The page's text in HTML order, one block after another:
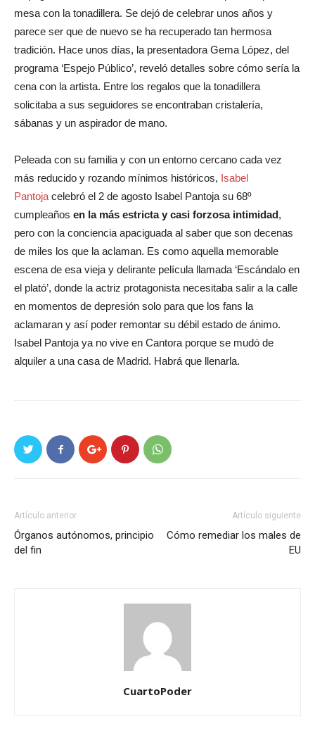
mesa con la tonadillera. Se dejó de celebrar unos años y
parece ser que de nuevo se ha recuperado tan hermosa
tradición. Hace unos días, la presentadora Gema López, del
programa ‘Espejo Público’, reveló detalles sobre cómo sería la
cena con la artista. Entre los regalos que la tonadillera
solicitaba a sus seguidores se encontraban cristalería,
sábanas y un aspirador de mano.
Peleada con su familia y con un entorno cercano cada vez
más reducido y rozando mínimos históricos, Isabel
Pantojacelebró el 2 de agosto Isabel Pantoja su 68º
cumpleaños en la más estricta y casi forzosa intimidad,
pero con la conciencia apaciguada al saber que son decenas
de miles los que la aclaman. Es como aquella memorable
escena de esa vieja y delirante película llamada ‘Escándalo en
el plató’, donde la actriz protagonista necesitaba salir a la calle
en momentos de depresión solo para que los fans la
aclamaran y así poder remontar su débil estado de ánimo.
Isabel Pantoja ya no vive en Cantora porque se mudó de
alquiler a una casa de Madrid. Habrá que llenarla.
Artículo anterior
Órganos autónomos, principio
del fin
Artículo siguiente
Cómo remediar los males de
EU
CuartoPoder